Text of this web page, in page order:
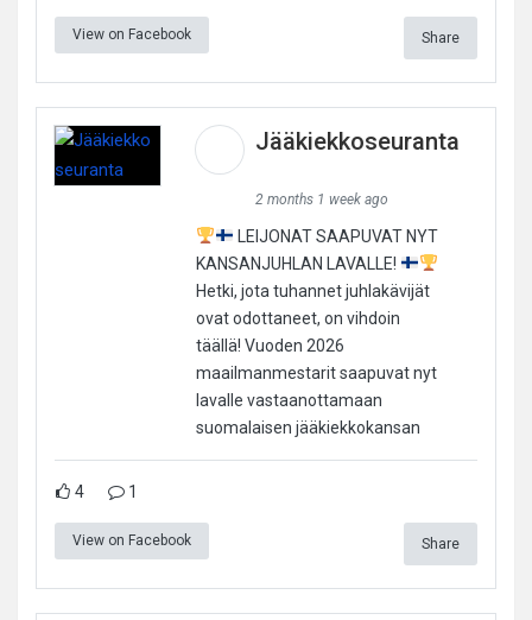
View on Facebook Share
Jääkiekkoseuranta
2 months 1 week ago
LEIJONAT SAAPUVAT NYT
KANSANJUHLAN LAVALLE!
Hetki, jota tuhannet juhlakävijät
ovat odottaneet, on vihdoin
täällä! Vuoden 2026
maailmanmestarit saapuvat nyt
lavalle vastaanottamaan
suomalaisen jääkiekkokansan
4 1
View on Facebook Share